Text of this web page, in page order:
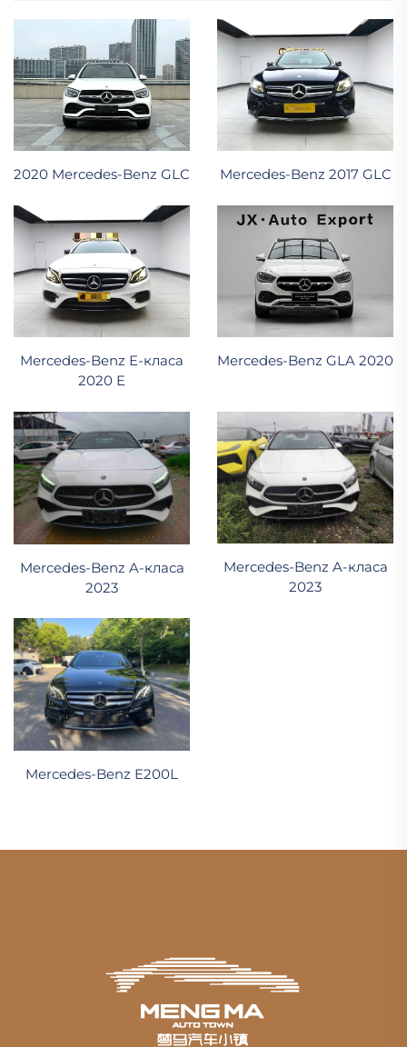
2020 Mercedes-Benz GLC Mercedes-Benz 2017 GLC
Mercedes-Benz E-класа
2020 E
Mercedes-Benz GLA 2020
Mercedes-Benz A-класа
2023
Mercedes-Benz A-класа
2023
Mercedes-Benz E200L